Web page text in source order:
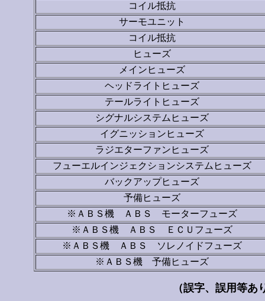
コイル抵抗
サーモユニット
コイル抵抗
ヒューズ
メインヒューズ
ヘッドライトヒューズ
テールライトヒューズ
シグナルシステムヒューズ
イグニッションヒューズ
ラジエターファンヒューズ
フューエルインジェクションシステムヒューズ
バックアップヒューズ
予備ヒューズ
※ＡＢＳ機 ＡＢＳ モーターフューズ
※ＡＢＳ機 ＡＢＳ ＥＣＵフューズ
※ＡＢＳ機 ＡＢＳ ソレノイドフューズ
※ＡＢＳ機 予備ヒューズ
（誤字、誤用等